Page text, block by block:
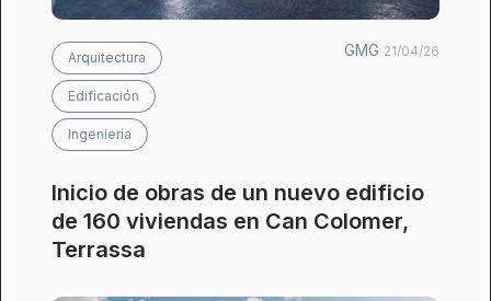
Arquitectura
Edificación
Ingeniería
GMG 21/04/26
Inicio de obras de un nuevo edificio
de 160 viviendas en Can Colomer,
Terrassa